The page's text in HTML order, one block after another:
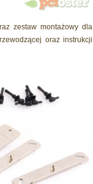
zestaw montażowy dla
oraz instrukcji